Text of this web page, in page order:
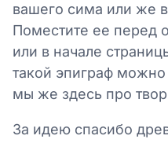
вашего сима или же
Поместите ее перед
или в начале
такой эпиграф
мы же здесь про
За идею спасибо